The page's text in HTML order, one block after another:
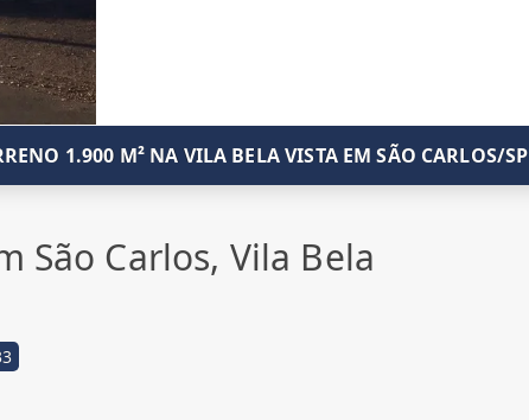
1.900 M² NA VILA BELA VISTA EM SÃO CARLOS/SP
São Carlos, Vila Bela